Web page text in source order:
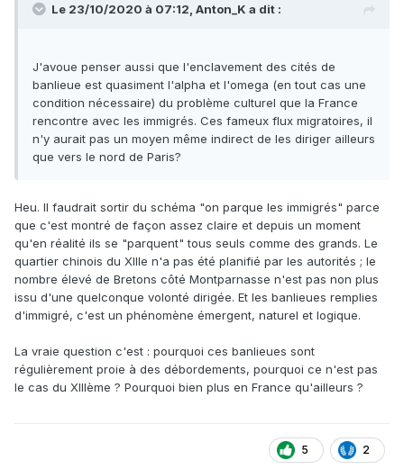
Le 23/10/2020 à 07:12, Anton_K a dit :
J'avoue penser aussi que l'enclavement des cités de
banlieue est quasiment l'alpha et l'omega (en tout cas une
condition nécessaire) du problème culturel que la France
rencontre avec les immigrés. Ces fameux flux migratoires, il
n'y aurait pas un moyen même indirect de les diriger ailleurs
que vers le nord de Paris?
Heu. Il faudrait sortir du schéma "on parque les immigrés" parce
que c'est montré de façon assez claire et depuis un moment
qu'en réalité ils se "parquent" tous seuls comme des grands. Le
quartier chinois du XIIIe n'a pas été planifié par les autorités ; le
nombre élevé de Bretons côté Montparnasse n'est pas non plus
issu d'une quelconque volonté dirigée. Et les banlieues remplies
d'immigré, c'est un phénomène émergent, naturel et logique.
La vraie question c'est : pourquoi ces banlieues sont
régulièrement proie à des débordements, pourquoi ce n'est pas
le cas du XIIIème ? Pourquoi bien plus en France qu'ailleurs ?
5 2